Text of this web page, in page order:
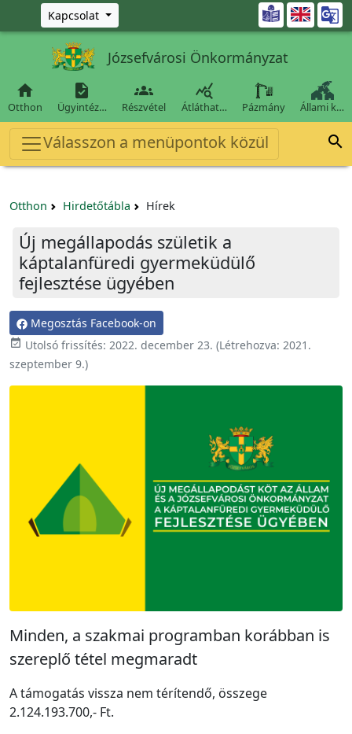
Ugrás a fő tartalomra
Kapcsolat 
Józsefvárosi Önkormányzat

Otthon

Ügyintéz…

Részvétel

Átláthat… Pázmány Állami k…
Válasszon a menüpontok közül 
Otthon Hirdetőtábla Hírek
Új megállapodás születik a
káptalanfüredi gyermeküdülő
fejlesztése ügyében
Megosztás Facebook-on
 Utolsó frissítés: 2022. december 23. (Létrehozva: 2021.
szeptember 9.)
Minden, a szakmai programban korábban is
szereplő tétel megmaradt
A támogatás vissza nem térítendő, összege
2.124.193.700,- Ft.